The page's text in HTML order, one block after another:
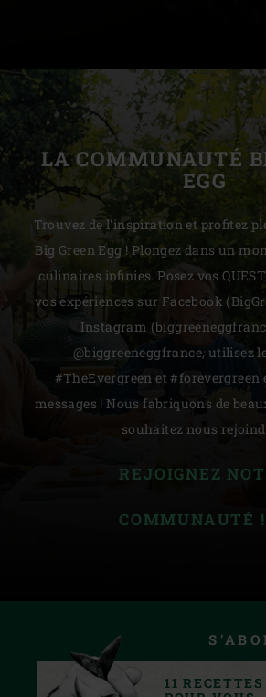
LA COMMUNAUTÉ
EGG
Trouvez de l'inspiration et profitez
Big Green Egg ! Plongez dans un
culinaires infinies. Posez vos
vos expériences sur Facebook
Instagram
@biggreeneggfrance, utilisez
#TheEvergreen et #forevergreen
messages ! Nous fabriquons de
souhaitez nous
REJOIGNEZ
COMMUNAUTÉ !
11